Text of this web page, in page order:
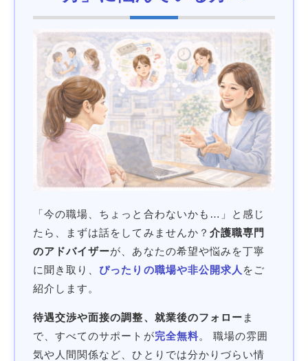
「今の職場、ちょっと合わないかも…」と感じ
たら、まずは話をしてみませんか？ 介護職専門
のアドバイザーが、あなたの希望や悩みを丁寧
に聞き取り、 ぴったりの職場や非公開求人 をご
紹介します。
待遇交渉や面接の調整、就業後のフォロー ま
で、すべてのサポートが完全無料。 職場の雰囲
気や人間関係など、ひとりでは分かりづらい情